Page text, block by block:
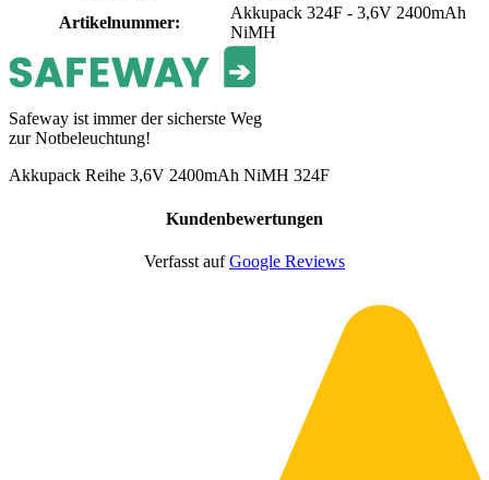
Artikelnummer:
Akkupack 324F - 3,6V 2400mAh
NiMH
Safeway ist immer der sicherste Weg
zur Notbeleuchtung!
Akkupack Reihe 3,6V 2400mAh NiMH 324F
Kundenbewertungen
Verfasst aufGoogle Reviews